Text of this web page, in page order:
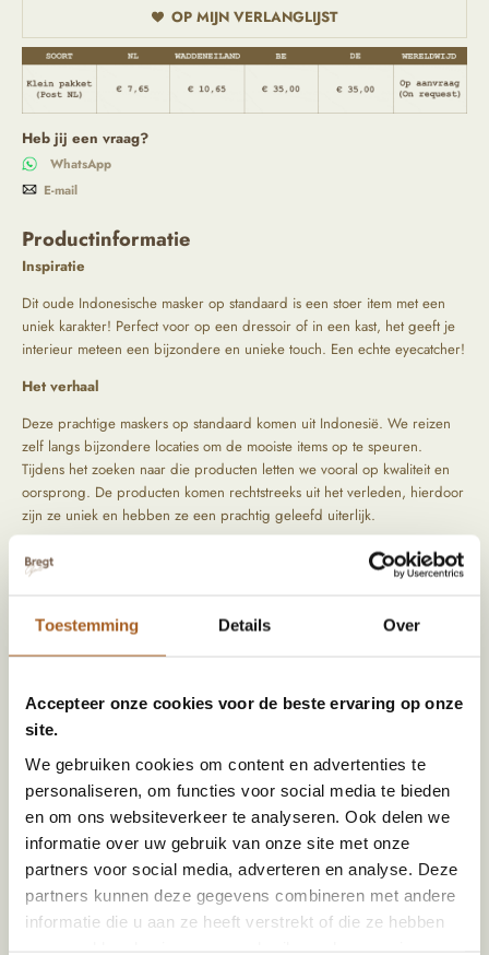
Toestemming Details Over
Accepteer onze cookies voor de beste ervaring op onze
site.
We gebruiken cookies om content en advertenties te
personaliseren, om functies voor social media te bieden
en om ons websiteverkeer te analyseren. Ook delen we
informatie over uw gebruik van onze site met onze
partners voor social media, adverteren en analyse. Deze
partners kunnen deze gegevens combineren met andere
informatie die u aan ze heeft verstrekt of die ze hebben
OP MIJN VERLANGLIJST
Heb jij een vraag?
WhatsApp
E-mail
Productinformatie
Inspiratie
Dit oude Indonesische masker op standaard is een stoer item met een
uniek karakter! Perfect voor op een dressoir of in een kast, het geeft je
interieur meteen een bijzondere en unieke touch. Een echte eyecatcher!
Het verhaal
Deze prachtige maskers op standaard komen uit Indonesië. We reizen
zelf langs bijzondere locaties om de mooiste items op te speuren.
Tijdens het zoeken naar die producten letten we vooral op kwaliteit en
oorsprong. De producten komen rechtstreeks uit het verleden, hierdoor
zijn ze uniek en hebben ze een prachtig geleefd uiterlijk.
Alle maskers zijn uniek en anders. Wil jij persoonlijk eentje uit kiezen?
Kom dan gezellig langs in onze winkel of stuur ons een appje. Wij
Prijs is per stuk.
Specificaties
Afmeting (HxBxD) ca. 40 x 14 x 10
Materiaal Hout, Metaal
Kleur
Land van herkomst Indonesie